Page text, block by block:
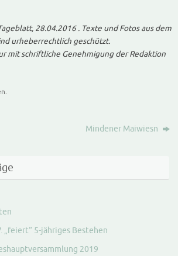
28.04.2016 . Texte und Fotos aus dem
urheberrechtlich geschützt.
mit schriftliche Genehmigung der Redaktion
.
Mindener Maiwiesn
„feiert“ 5-jähriges Bestehen
2019